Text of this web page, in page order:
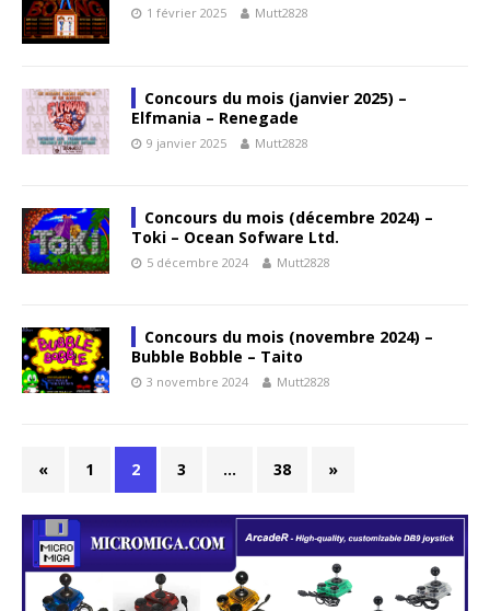
1 février 2025 Mutt2828
Concours du mois (janvier 2025) –
Elfmania – Renegade
9 janvier 2025 Mutt2828
Concours du mois (décembre 2024) –
Toki – Ocean Sofware Ltd.
5 décembre 2024 Mutt2828
Concours du mois (novembre 2024) –
Bubble Bobble – Taito
3 novembre 2024 Mutt2828
« 1 2 3 … 38 »